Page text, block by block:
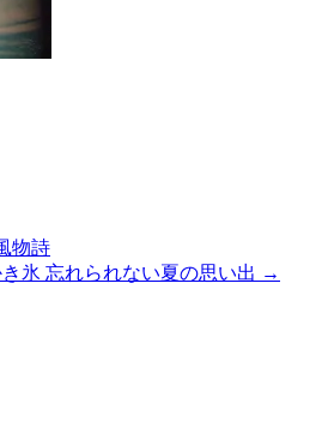
物詩
氷 忘れられない夏の思い出 →